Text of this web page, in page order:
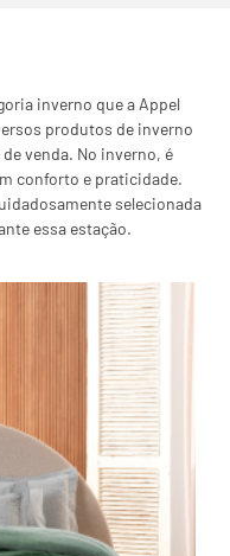
inverno que a Appel
produtos de inverno
venda. No inverno, é
conforto e praticidade.
selecionada
essa estação.